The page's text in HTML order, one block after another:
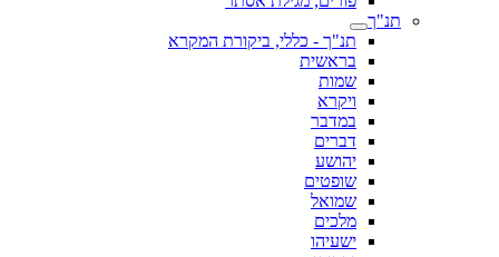
תנ"ך
תנ"ך - כללי, ביקורת המקרא
בראשית
שמות
ויקרא
במדבר
דברים
יהושע
שופטים
שמואל
מלכים
ישעיהו